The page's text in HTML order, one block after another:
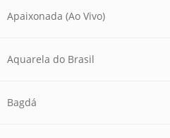
Apaixonada (Ao Vivo)
Aquarela do Brasil
Bagdá